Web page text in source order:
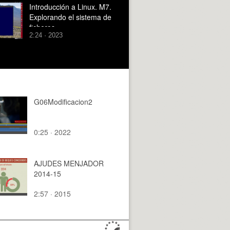
Introducción a Linux. M7.
Explorando el sistema de
ficheros
2:24 · 2023
G06Modificacion2
0:25 · 2022
AJUDES MENJADOR
2014-15
2:57 · 2015